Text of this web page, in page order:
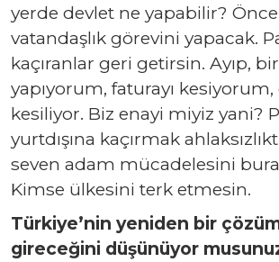
yerde devlet ne yapabilir?
vatandaşlık görevini yapacak.
kaçıranlar geri getirsin. Ayıp,
yapıyorum, faturayı kesiyorum,
kesiliyor. Biz enayi miyiz yani?
yurtdışına kaçırmak
seven adam mücadelesini
Kimse ülkesini terk etmesin.
Türkiye’nin yeniden bir
gireceğini düşünüyor